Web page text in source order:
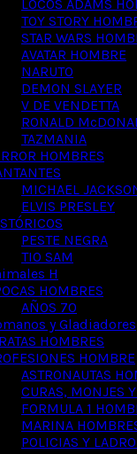
LOCOS ADAMS
TOY STORY
STAR WARS
AVATAR HOMBRE
NARUTO
DEMON SLAYER
V DE VENDETTA
RONALD
TAZMANIA
HOMBRES
MICHAEL
ELVIS PRESLEY
PESTE NEGRA
TIO SAM
H
HOMBRES
AÑOS 70
y Gladiadores
HOMBRES
HOMBRE
ASTRONAUTAS
CURAS, MONJES
FORMULA 1
MARINA
POLICIAS Y